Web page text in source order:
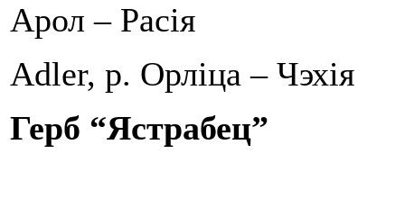
Арол – Расія
Adler, p. Орліца – Чэхія
Герб “Ястрабец”